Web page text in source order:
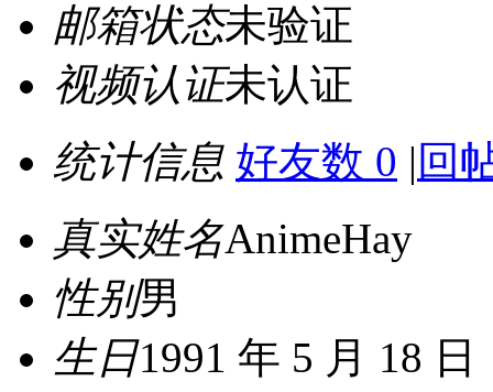
邮箱状态未验证
视频认证未认证
统计信息 好友数 0 | 回
真实姓名AnimeHay
性别男
生日1991 年 5 月 18 日